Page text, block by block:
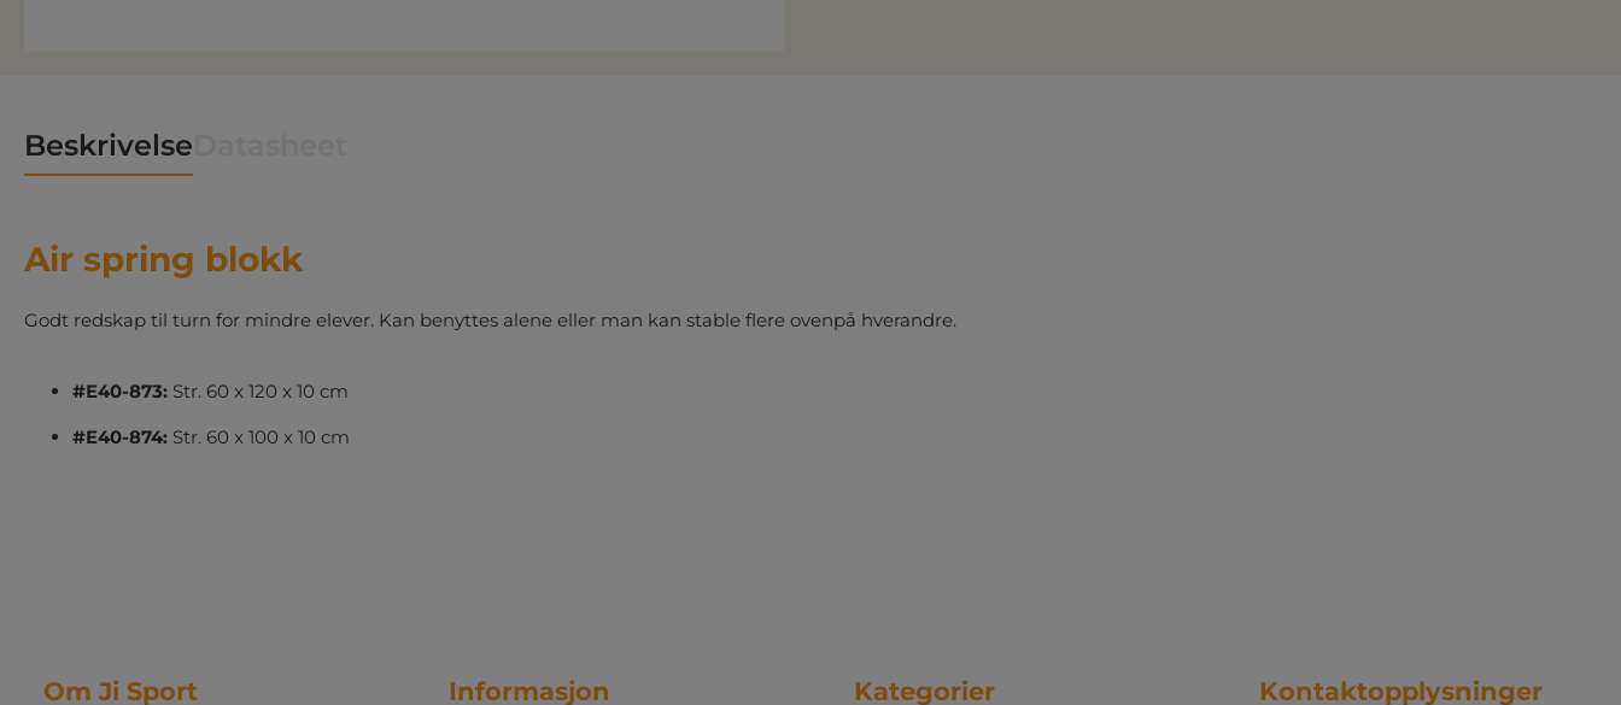
Beskrivelse
Air spring blokk
Godt redskap til turn for mindre elever. Kan benyttes alene eller man kan stable flere ovenpå hverandre.
#E40-873: Str. 60 x 120 x 10 cm
#E40-874: Str. 60 x 100 x 10 cm
Om Ji Sport Informasjon Kategorier Kontaktopplysninger